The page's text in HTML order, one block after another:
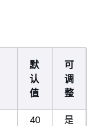
默
认
值
可
调
整
40 是